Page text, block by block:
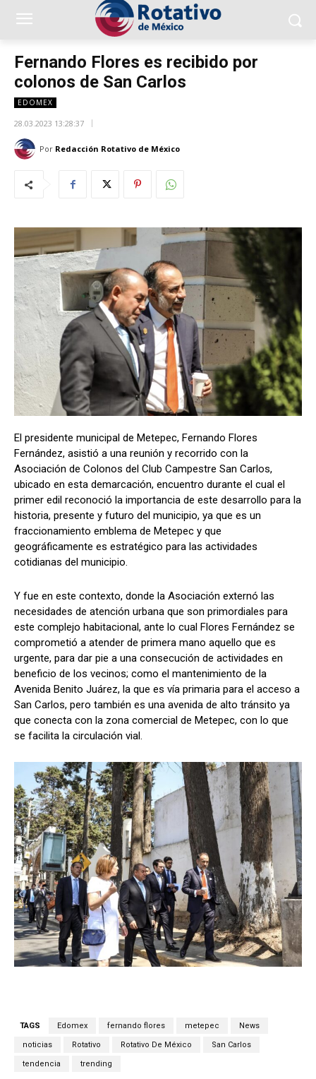
Fernando Flores es recibido por
colonos de San Carlos
EDOMEX
28.03.2023 13:28:37
Por Redacción Rotativo de México
El presidente municipal de Metepec, Fernando Flores
Fernández, asistió a una reunión y recorrido con la
Asociación de Colonos del Club Campestre San Carlos,
ubicado en esta demarcación, encuentro durante el cual el
primer edil reconoció la importancia de este desarrollo para la
historia, presente y futuro del municipio, ya que es un
fraccionamiento emblema de Metepec y que
geográficamente es estratégico para las actividades
cotidianas del municipio.
Y fue en este contexto, donde la Asociación externó las
necesidades de atención urbana que son primordiales para
este complejo habitacional, ante lo cual Flores Fernández se
comprometió a atender de primera mano aquello que es
urgente, para dar pie a una consecución de actividades en
beneficio de los vecinos; como el mantenimiento de la
Avenida Benito Juárez, la que es vía primaria para el acceso a
San Carlos, pero también es una avenida de alto tránsito ya
que conecta con la zona comercial de Metepec, con lo que
se facilita la circulación vial.
TAGS Edomex fernando flores metepec News
noticias Rotativo Rotativo De México San Carlos
tendencia trending